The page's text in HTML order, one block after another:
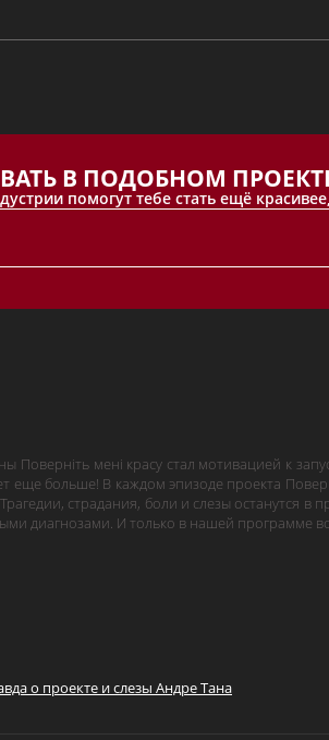
В ПОДОБНОМ
помогут тебе стать ещё
Поверніть мені красу стал мотивацией к
еще больше! В каждом эпизоде проекта
страдания, боли и слезы останутся в
диагнозами. И только в нашей программе
о проекте и слезы Андре Тана